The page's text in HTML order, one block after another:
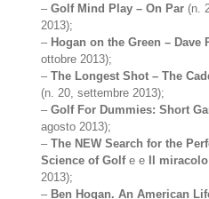
–Golf Mind Play – On Par (n.
2013);
– Hogan on the Green – Dave
ottobre 2013);
–The Longest Shot – The
(n. 20, settembre 2013);
–Golf For Dummies: Short
agosto 2013);
–The NEW Search for the
Science of Golfe e Il
2013);
– Ben Hogan. An American